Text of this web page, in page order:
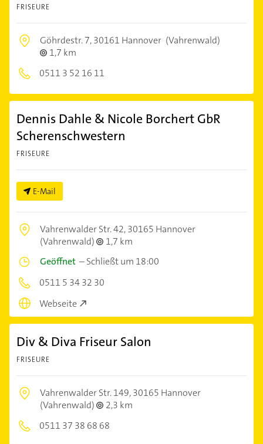
FRISEURE
Göhrdestr. 7,30161 Hannover (Vahrenwald)
1,7 km
0511 3 52 16 11
Dennis Dahle & Nicole Borchert GbR
Scherenschwestern
FRISEURE
E-Mail
Vahrenwalder Str. 42,30165 Hannover
(Vahrenwald)
1,7 km
Geöffnet –Schließt um 18:00
0511 5 34 32 30
Webseite
Div & Diva Friseur Salon
FRISEURE
Vahrenwalder Str. 149,30165 Hannover
(Vahrenwald)
2,3 km
0511 37 38 68 68